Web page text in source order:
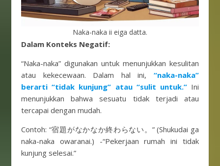
Naka-naka ii eiga datta.
Dalam Konteks Negatif:
“Naka-naka” digunakan untuk menunjukkan kesulitan
atau kekecewaan. Dalam hal ini, “naka-naka”
berarti “tidak kunjung” atau “sulit untuk.”Ini
menunjukkan bahwa sesuatu tidak terjadi atau
tercapai dengan mudah.
Contoh: “宿題がなかなか終わらない。” (Shukudai ga
naka-naka owaranai.) -“Pekerjaan rumah ini tidak
kunjung selesai.”